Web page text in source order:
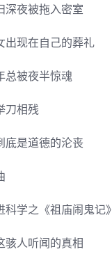
深夜被拖入密室
出现在自己的葬礼
总被夜半惊魂
刀相残
底是道德的沦丧
学之《祖庙闹鬼记》
骇人听闻的真相